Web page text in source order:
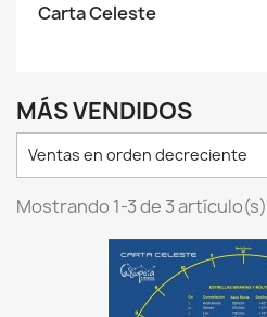
Carta Celeste
MÁS VENDIDOS
Ventas en orden decreciente
Mostrando 1-3 de 3 artículo(s)